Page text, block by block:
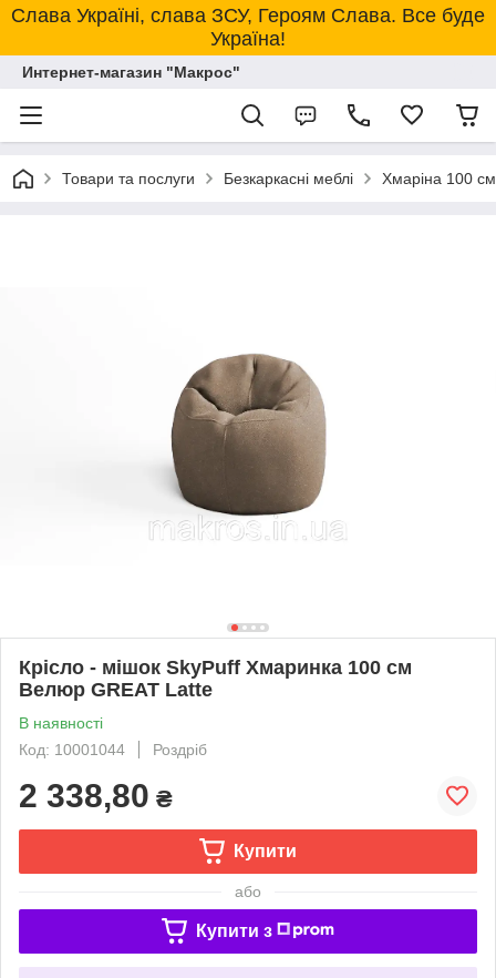
Слава Україні, слава ЗСУ, Героям Слава. Все буде
Україна!
Интернет-магазин "Макрос"
Товари та послуги Безкаркасні меблі Хмаріна 100
Крісло - мішок SkyPuff Хмаринка 100 см
Велюр GREAT Latte
В наявності
Код: 10001044
Роздріб
2 338,80 ₴
Купити
або
Купити з